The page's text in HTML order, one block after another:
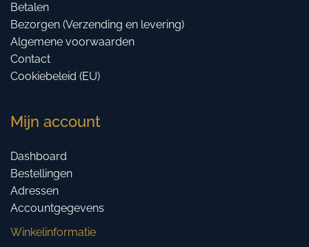
Betalen
Bezorgen (Verzending en levering)
Algemene voorwaarden
Contact
Cookiebeleid (EU)
Mijn account
Dashboard
Bestellingen
Adressen
Accountgegevens
Winkelinformatie